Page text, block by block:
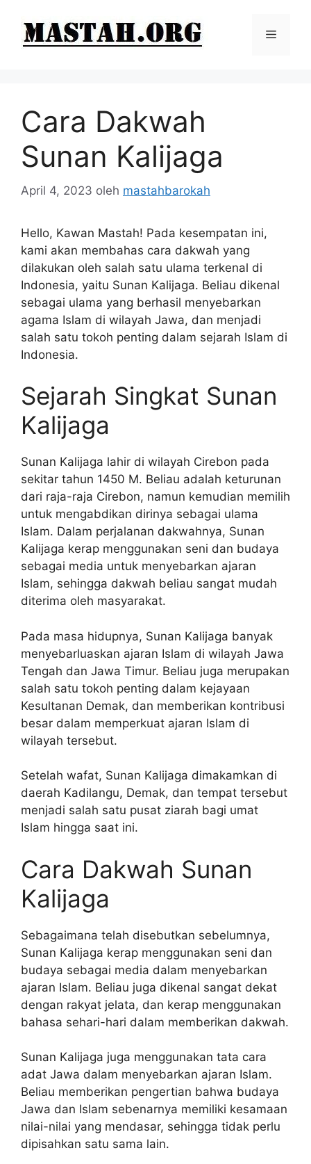
Menu
Cara Dakwah
Sunan Kalijaga
April 4, 2023 oleh mastahbarokah
Hello, Kawan Mastah! Pada kesempatan ini,
kami akan membahas cara dakwah yang
dilakukan oleh salah satu ulama terkenal di
Indonesia, yaitu Sunan Kalijaga. Beliau dikenal
sebagai ulama yang berhasil menyebarkan
agama Islam di wilayah Jawa, dan menjadi
salah satu tokoh penting dalam sejarah Islam di
Indonesia.
Sejarah Singkat Sunan
Kalijaga
Sunan Kalijaga lahir di wilayah Cirebon pada
sekitar tahun 1450 M. Beliau adalah keturunan
dari raja-raja Cirebon, namun kemudian memilih
untuk mengabdikan dirinya sebagai ulama
Islam. Dalam perjalanan dakwahnya, Sunan
Kalijaga kerap menggunakan seni dan budaya
sebagai media untuk menyebarkan ajaran
Islam, sehingga dakwah beliau sangat mudah
diterima oleh masyarakat.
Pada masa hidupnya, Sunan Kalijaga banyak
menyebarluaskan ajaran Islam di wilayah Jawa
Tengah dan Jawa Timur. Beliau juga merupakan
salah satu tokoh penting dalam kejayaan
Kesultanan Demak, dan memberikan kontribusi
besar dalam memperkuat ajaran Islam di
wilayah tersebut.
Setelah wafat, Sunan Kalijaga dimakamkan di
daerah Kadilangu, Demak, dan tempat tersebut
menjadi salah satu pusat ziarah bagi umat
Islam hingga saat ini.
Cara Dakwah Sunan
Kalijaga
Sebagaimana telah disebutkan sebelumnya,
Sunan Kalijaga kerap menggunakan seni dan
budaya sebagai media dalam menyebarkan
ajaran Islam. Beliau juga dikenal sangat dekat
dengan rakyat jelata, dan kerap menggunakan
bahasa sehari-hari dalam memberikan dakwah.
Sunan Kalijaga juga menggunakan tata cara
adat Jawa dalam menyebarkan ajaran Islam.
Beliau memberikan pengertian bahwa budaya
Jawa dan Islam sebenarnya memiliki kesamaan
nilai-nilai yang mendasar, sehingga tidak perlu
dipisahkan satu sama lain.